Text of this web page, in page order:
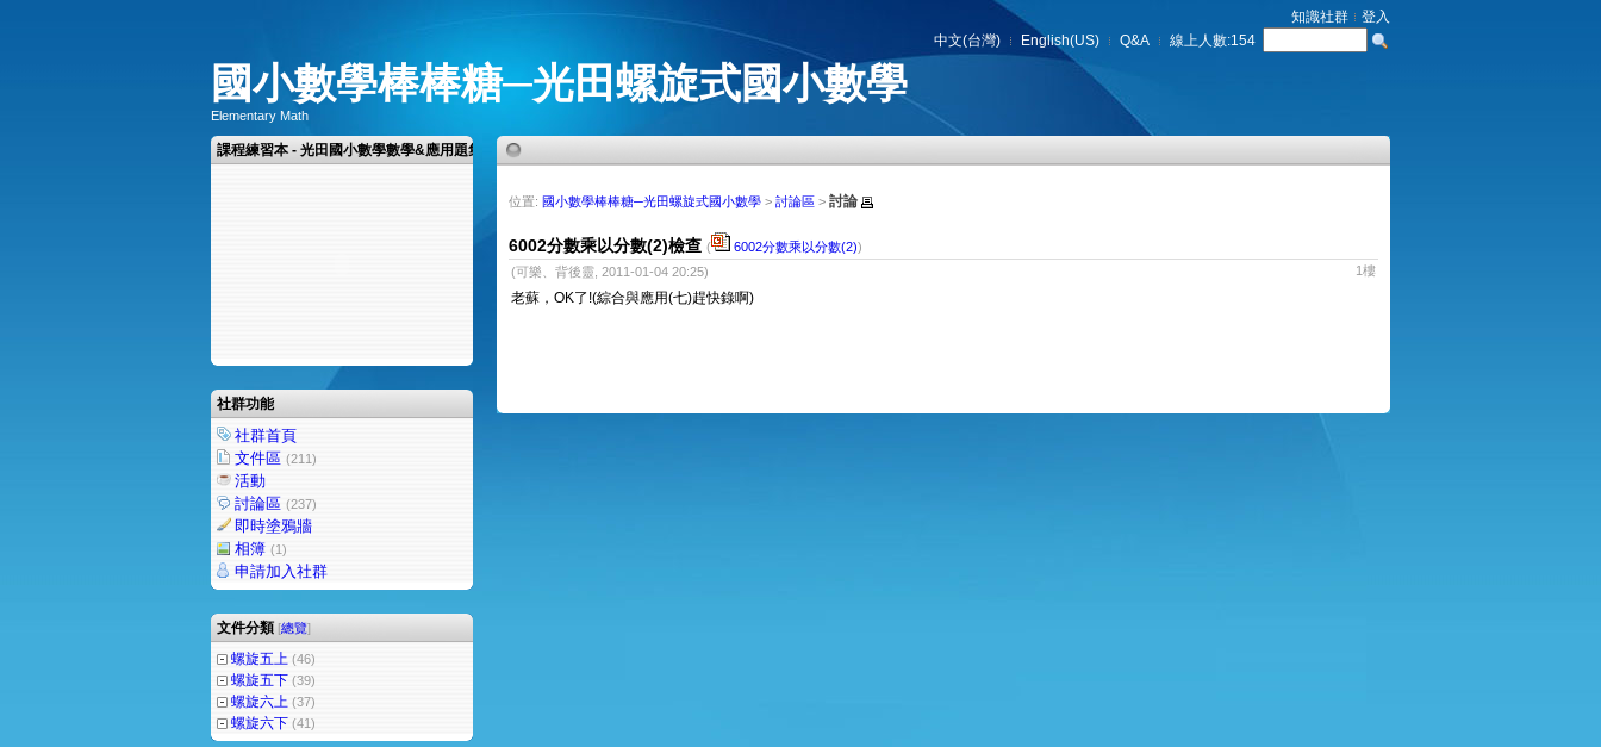
知識社群
登入
中文(台灣)
English(US) Q&A 線上人數:154
國小數學棒棒糖─光田螺旋式國小數學
Elementary Math
課程練習本 - 光田國小數學數學&應用題集
社群功能
社群首頁
文件區 (211)
活動
討論區 (237)
即時塗鴉牆
相簿 (1)
申請加入社群
文件分類 [總覽]
螺旋五上 (46)
螺旋五下 (39)
螺旋六上 (37)
螺旋六下 (41)
位置: 國小數學棒棒糖─光田螺旋式國小數學 > 討論區 > 討論
6002分數乘以分數(2)檢查 ( 6002分數乘以分數(2))
(可樂、背後靈, 2011-01-04 20:25)
1樓
老蘇，OK了!(綜合與應用(七)趕快錄啊)